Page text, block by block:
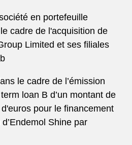
en portefeuille
cadre de l'acquisition de
Limited et ses filiales
le cadre de l’émission
loan B d’un montant de
pour le financement
Shine par